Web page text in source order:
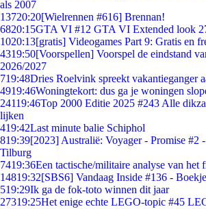
als 2007
13720:20[Wielrennen #616] Brennan!
6820:15GTA VI #12 GTA VI Extended look
1020:13[gratis] Videogames Part 9: Gratis en
4319:50[Voorspellen] Voorspel de eindstand
2026/2027
719:48Dries Roelvink spreekt vakantieganger
4919:46Woningtekort: dus ga je woningen
24119:46Top 2000 Editie 2025 #243 Alle
lijken
419:42Last minute balie Schiphol
819:39[2023] Australië: Voyager - Promise #2
Tilburg
7419:36Een tactische/militaire analyse van het
14819:32[SBS6] Vandaag Inside #136 -
519:29Ik ga de fok-toto winnen dit jaar
27319:25Het enige echte LEGO-topic #45